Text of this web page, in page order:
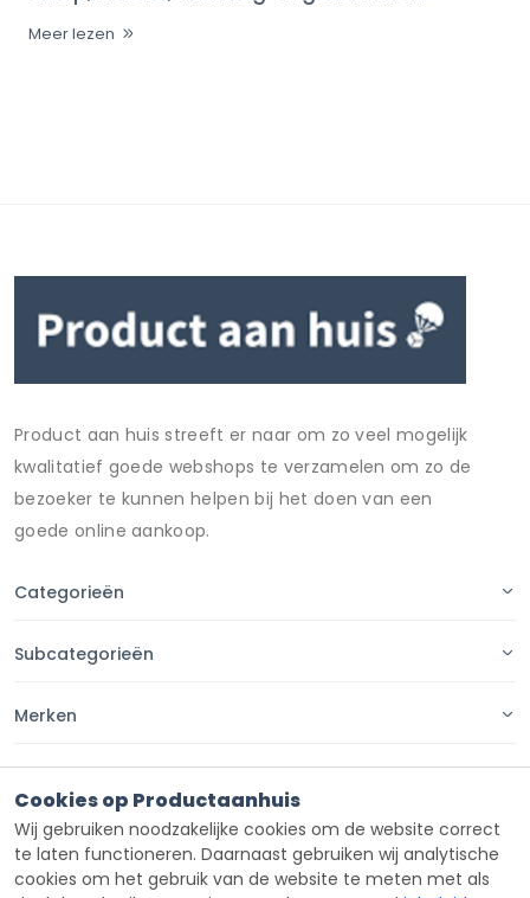
Meer lezen
Product aan huis streeft er naar om zo veel mogelijk
kwalitatief goede webshops te verzamelen om zo de
bezoeker te kunnen helpen bij het doen van een
goede online aankoop.
Categorieën
Subcategorieën
Merken
Contact
Cookies op Productaanhuis
Wij gebruiken noodzakelijke cookies om de website correct
te laten functioneren. Daarnaast gebruiken wij analytische
cookies om het gebruik van de website te meten met als